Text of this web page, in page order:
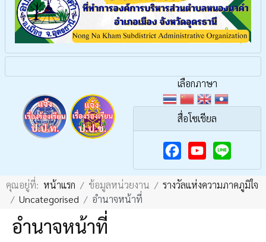
เลือกภาษา
สื่อโซเชียล
F
a
Y
o
คุณอยู่ที่: หน้าแรก ข้อมูลหน่วยงาน
รางวัลแห่งความภาคภูมิใจ
Uncategorised
อำนาจหน้าที่
อำนาจหน้าที่